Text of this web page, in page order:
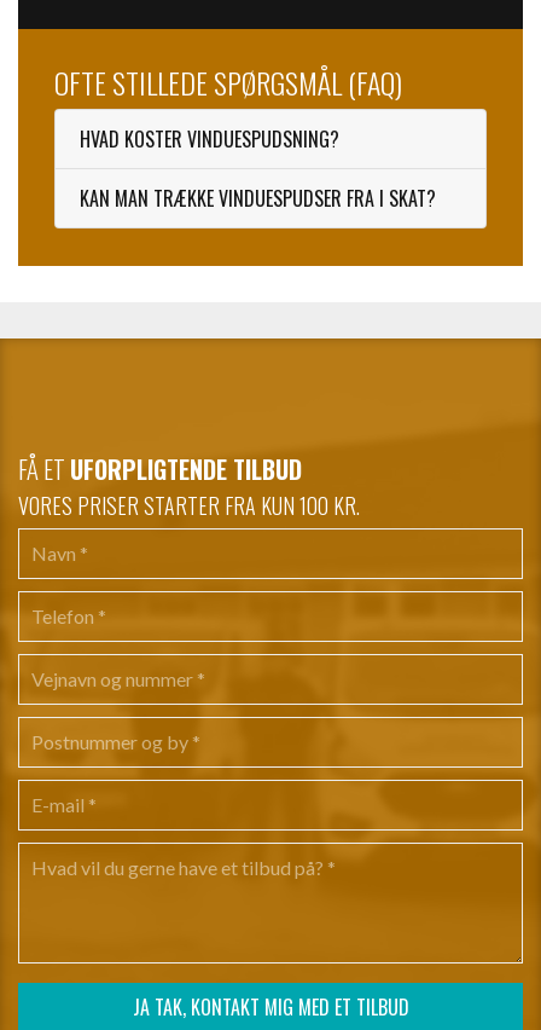
OFTE STILLEDE SPØRGSMÅL (FAQ)
HVAD KOSTER VINDUESPUDSNING?
KAN MAN TRÆKKE VINDUESPUDSER FRA I SKAT?
FÅ ET UFORPLIGTENDE TILBUD
VORES PRISER STARTER FRA KUN 100 KR.